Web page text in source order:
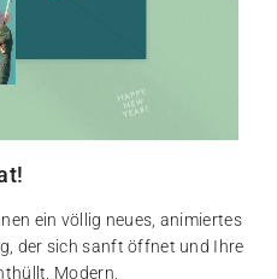
ein völlig neues, animiertes
der sich sanft öffnet und Ihre
Modern,